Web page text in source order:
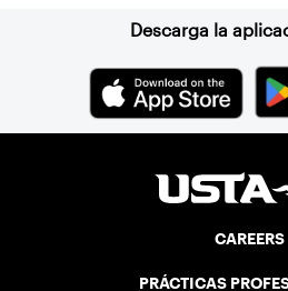
Descarga la
CAREERS
PRÁCTICAS